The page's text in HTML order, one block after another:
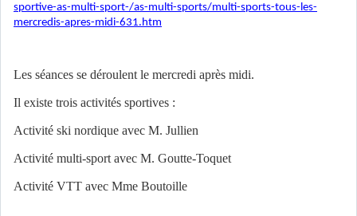
sportive-as-multi-sport-/as-multi-sports/multi-sports-tous-les-
mercredis-apres-midi-631.htm
Les séances se déroulent le mercredi après midi.
Il existe trois activités sportives :
Activité ski nordique avec M. Jullien
Activité multi-sport avec M. Goutte-Toquet
Activité VTT avec Mme Boutoille